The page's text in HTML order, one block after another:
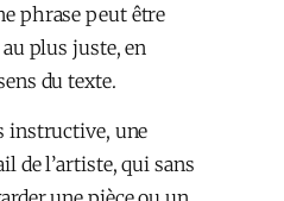
phrase peut être
plus juste, en
du texte.
instructive, une
de l’artiste, qui sans